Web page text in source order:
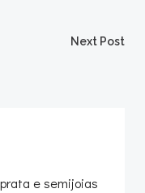
Next Post
e semijoias